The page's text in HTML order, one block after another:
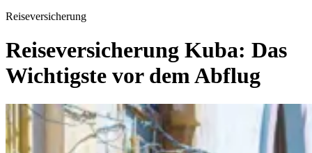
Reiseversicherung
Reiseversicherung Kuba: Das
Wichtigste vor dem Abflug